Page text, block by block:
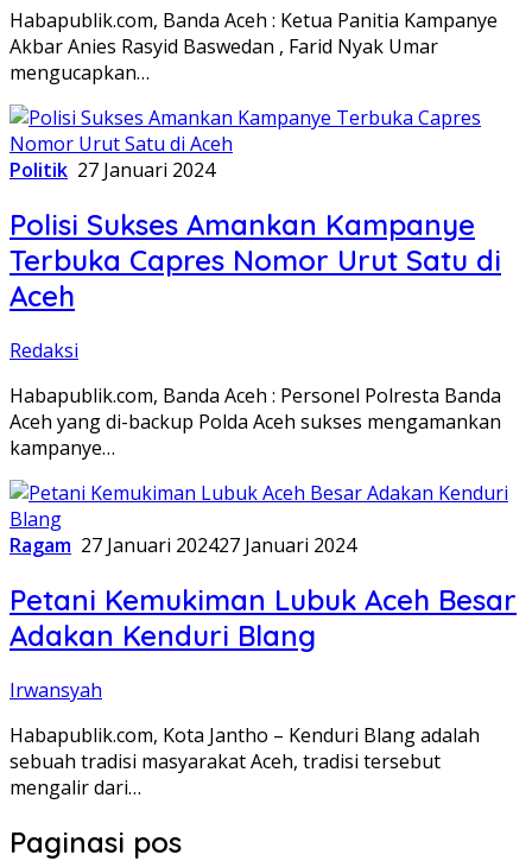
Habapublik.com, Banda Aceh : Ketua Panitia Kampanye
Akbar Anies Rasyid Baswedan , Farid Nyak Umar
mengucapkan…
Politik 27 Januari 2024
Polisi Sukses Amankan Kampanye
Terbuka Capres Nomor Urut Satu di
Aceh
Redaksi
Habapublik.com, Banda Aceh : Personel Polresta Banda
Aceh yang di-backup Polda Aceh sukses mengamankan
kampanye…
Ragam 27 Januari 202427 Januari 2024
Petani Kemukiman Lubuk Aceh Besar
Adakan Kenduri Blang
Irwansyah
Habapublik.com, Kota Jantho – Kenduri Blang adalah
sebuah tradisi masyarakat Aceh, tradisi tersebut
mengalir dari…
Paginasi pos